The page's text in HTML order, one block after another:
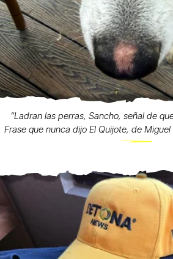
“Ladran las perras, Sancho, señal de
Frase que nunca dijo El Quijote, de